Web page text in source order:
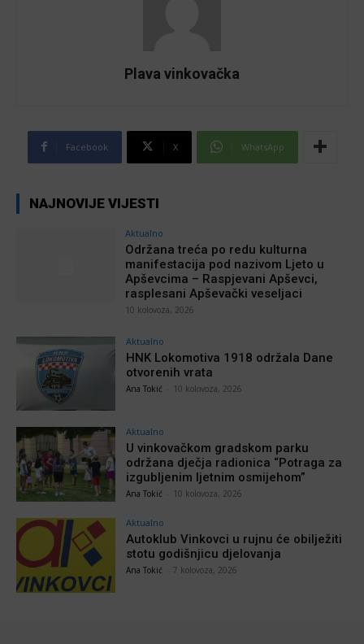
Plava vinkovačka
Facebook X WhatsApp
NAJNOVIJE VIJESTI
Aktualno
Održana treća po redu kulturna
manifestacija pod nazivom Ljeto u
Apševcima – Raspjevani Apševci,
rasplesani Apševački veseljaci
10 kolovoza, 2026
Aktualno
HNK Lokomotiva 1918 održala Dane
otvorenih vrata
Ana Tokić 10 kolovoza, 2026
Aktualno
U vinkovačkom gradskom parku
održana dječja radionica “Potraga za
izgubljenim ljetnim osmijehom”
Ana Tokić 10 kolovoza, 2026
Aktualno
Autoklub Vinkovci u rujnu će obilježiti
stotu godišnjicu djelovanja
Ana Tokić 7 kolovoza, 2026